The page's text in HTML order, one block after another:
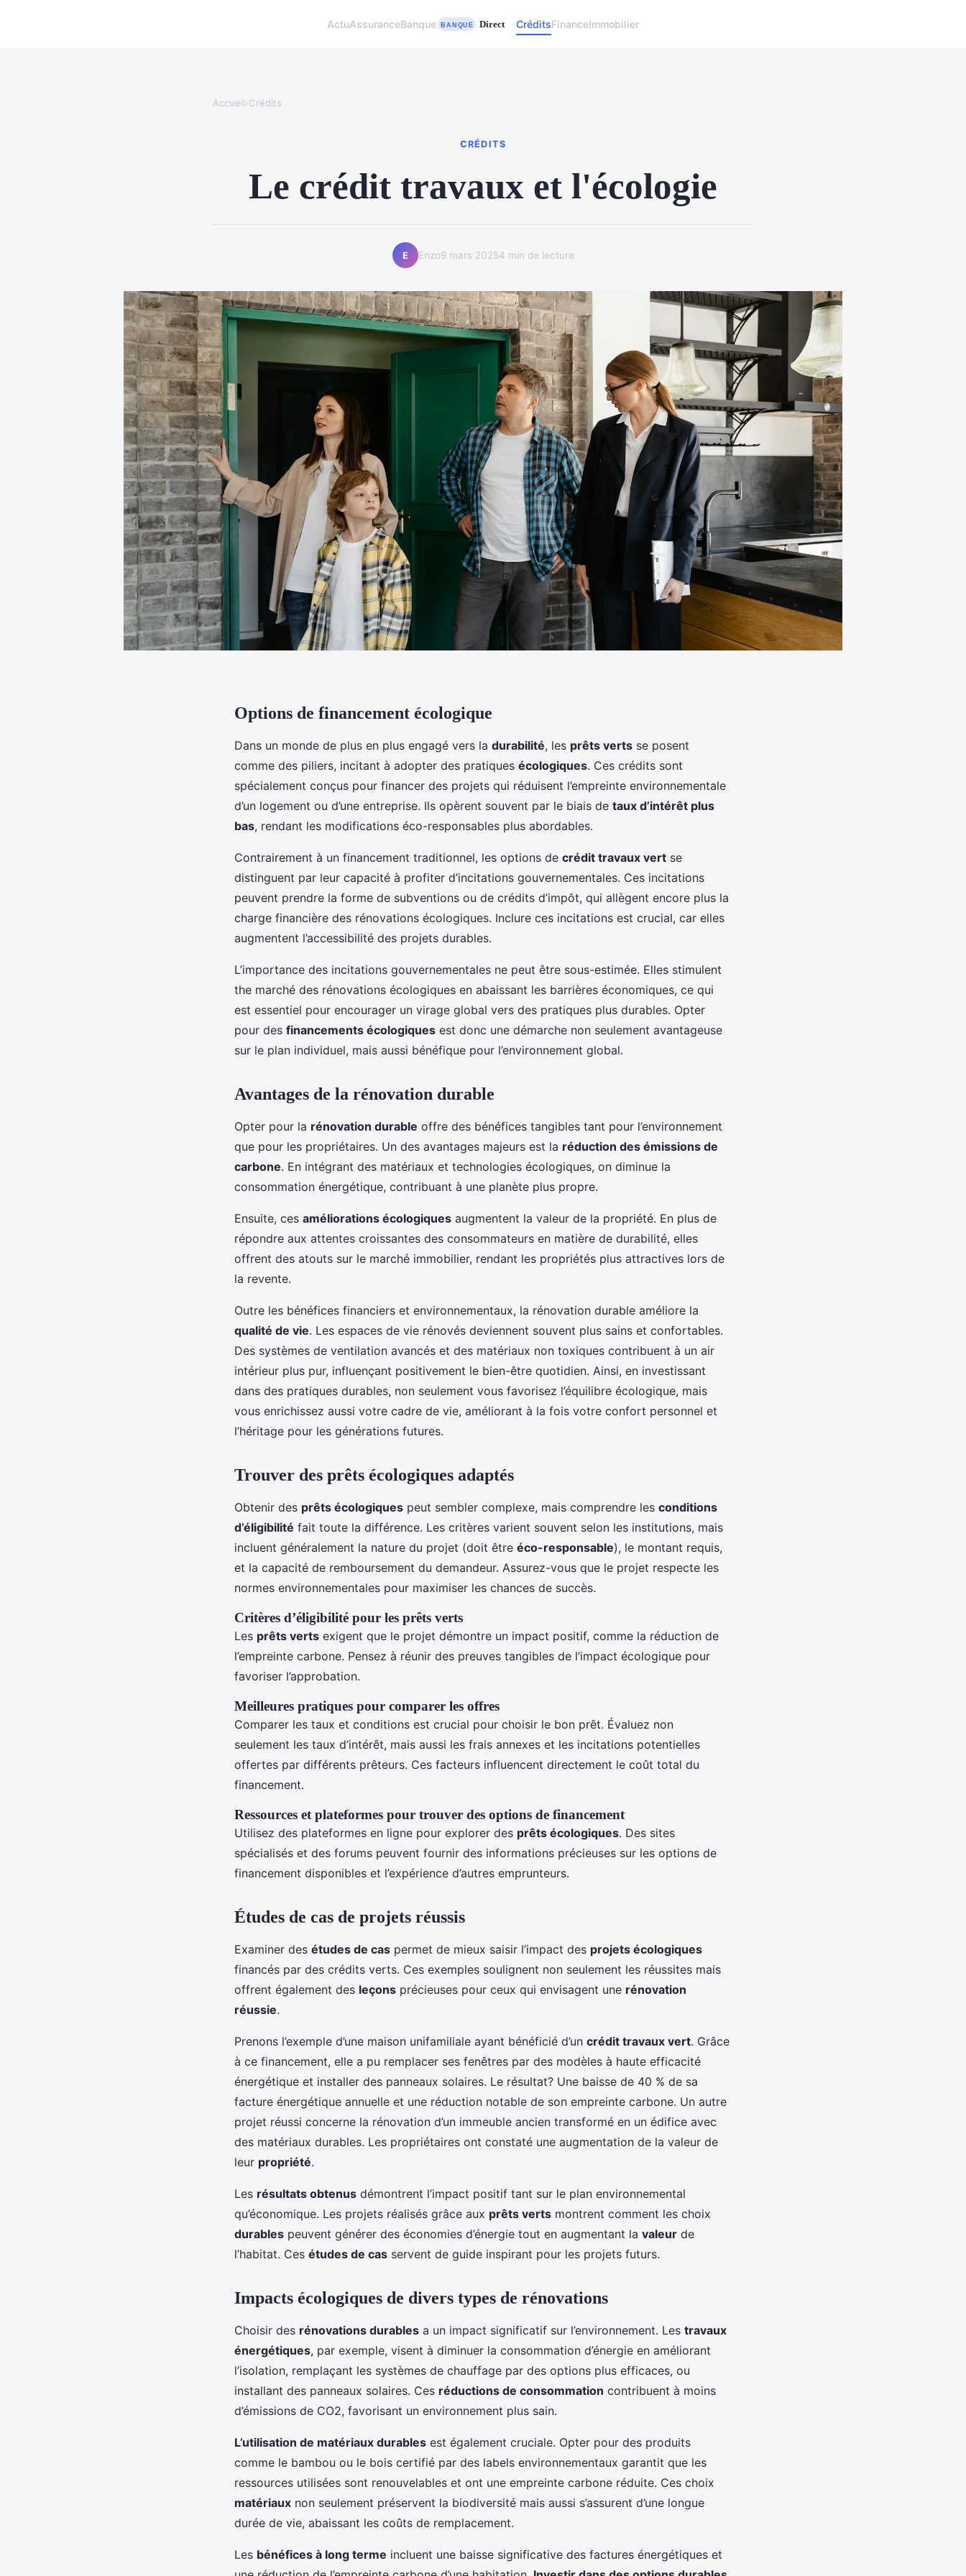
ActuAssuranceBanque CréditsFinanceImmobilier
Accueil›Crédits
CRÉDITS
Le crédit travaux et l'écologie
E Enzo9 mars 20254 min de lecture
Options de financement écologique
Dans un monde de plus en plus engagé vers la durabilité, les prêts verts se posent
comme des piliers, incitant à adopter des pratiques écologiques. Ces crédits sont
spécialement conçus pour financer des projets qui réduisent l’empreinte environnementale
d’un logement ou d’une entreprise. Ils opèrent souvent par le biais de taux d’intérêt plus
bas, rendant les modifications éco-responsables plus abordables.
Contrairement à un financement traditionnel, les options de crédit travaux vert se
distinguent par leur capacité à profiter d’incitations gouvernementales. Ces incitations
peuvent prendre la forme de subventions ou de crédits d’impôt, qui allègent encore plus la
charge financière des rénovations écologiques. Inclure ces incitations est crucial, car elles
augmentent l’accessibilité des projets durables.
L’importance des incitations gouvernementales ne peut être sous-estimée. Elles stimulent
the marché des rénovations écologiques en abaissant les barrières économiques, ce qui
est essentiel pour encourager un virage global vers des pratiques plus durables. Opter
pour des financements écologiques est donc une démarche non seulement avantageuse
sur le plan individuel, mais aussi bénéfique pour l’environnement global.
Avantages de la rénovation durable
Opter pour la rénovation durable offre des bénéfices tangibles tant pour l’environnement
que pour les propriétaires. Un des avantages majeurs est la réduction des émissions de
carbone. En intégrant des matériaux et technologies écologiques, on diminue la
consommation énergétique, contribuant à une planète plus propre.
Ensuite, ces améliorations écologiques augmentent la valeur de la propriété. En plus de
répondre aux attentes croissantes des consommateurs en matière de durabilité, elles
offrent des atouts sur le marché immobilier, rendant les propriétés plus attractives lors de
la revente.
Outre les bénéfices financiers et environnementaux, la rénovation durable améliore la
qualité de vie. Les espaces de vie rénovés deviennent souvent plus sains et confortables.
Des systèmes de ventilation avancés et des matériaux non toxiques contribuent à un air
intérieur plus pur, influençant positivement le bien-être quotidien. Ainsi, en investissant
dans des pratiques durables, non seulement vous favorisez l’équilibre écologique, mais
vous enrichissez aussi votre cadre de vie, améliorant à la fois votre confort personnel et
l’héritage pour les générations futures.
Trouver des prêts écologiques adaptés
Obtenir des prêts écologiques peut sembler complexe, mais comprendre les conditions
d’éligibilité fait toute la différence. Les critères varient souvent selon les institutions, mais
incluent généralement la nature du projet (doit être éco-responsable), le montant requis,
et la capacité de remboursement du demandeur. Assurez-vous que le projet respecte les
normes environnementales pour maximiser les chances de succès.
Critères d’éligibilité pour les prêts verts
Les prêts verts exigent que le projet démontre un impact positif, comme la réduction de
l’empreinte carbone. Pensez à réunir des preuves tangibles de l’impact écologique pour
favoriser l’approbation.
Meilleures pratiques pour comparer les offres
Comparer les taux et conditions est crucial pour choisir le bon prêt. Évaluez non
seulement les taux d’intérêt, mais aussi les frais annexes et les incitations potentielles
offertes par différents prêteurs. Ces facteurs influencent directement le coût total du
financement.
Ressources et plateformes pour trouver des options de financement
Utilisez des plateformes en ligne pour explorer des prêts écologiques. Des sites
spécialisés et des forums peuvent fournir des informations précieuses sur les options de
financement disponibles et l’expérience d’autres emprunteurs.
Études de cas de projets réussis
Examiner des études de cas permet de mieux saisir l’impact des projets écologiques
financés par des crédits verts. Ces exemples soulignent non seulement les réussites mais
offrent également des leçons précieuses pour ceux qui envisagent une rénovation
réussie.
Prenons l’exemple d’une maison unifamiliale ayant bénéficié d’un crédit travaux vert. Grâce
à ce financement, elle a pu remplacer ses fenêtres par des modèles à haute efficacité
énergétique et installer des panneaux solaires. Le résultat? Une baisse de 40 % de sa
facture énergétique annuelle et une réduction notable de son empreinte carbone. Un autre
projet réussi concerne la rénovation d’un immeuble ancien transformé en un édifice avec
des matériaux durables. Les propriétaires ont constaté une augmentation de la valeur de
leur propriété.
Les résultats obtenus démontrent l’impact positif tant sur le plan environnemental
qu’économique. Les projets réalisés grâce aux prêts verts montrent comment les choix
durables peuvent générer des économies d’énergie tout en augmentant la valeur de
l’habitat. Ces études de cas servent de guide inspirant pour les projets futurs.
Impacts écologiques de divers types de rénovations
Choisir des rénovations durables a un impact significatif sur l’environnement. Les travaux
énergétiques, par exemple, visent à diminuer la consommation d’énergie en améliorant
l’isolation, remplaçant les systèmes de chauffage par des options plus efficaces, ou
installant des panneaux solaires. Ces réductions de consommation contribuent à moins
d’émissions de CO2, favorisant un environnement plus sain.
L’utilisation de matériaux durables est également cruciale. Opter pour des produits
comme le bambou ou le bois certifié par des labels environnementaux garantit que les
ressources utilisées sont renouvelables et ont une empreinte carbone réduite. Ces choix
matériaux non seulement préservent la biodiversité mais aussi s’assurent d’une longue
durée de vie, abaissant les coûts de remplacement.
Les bénéfices à long terme incluent une baisse significative des factures énergétiques et